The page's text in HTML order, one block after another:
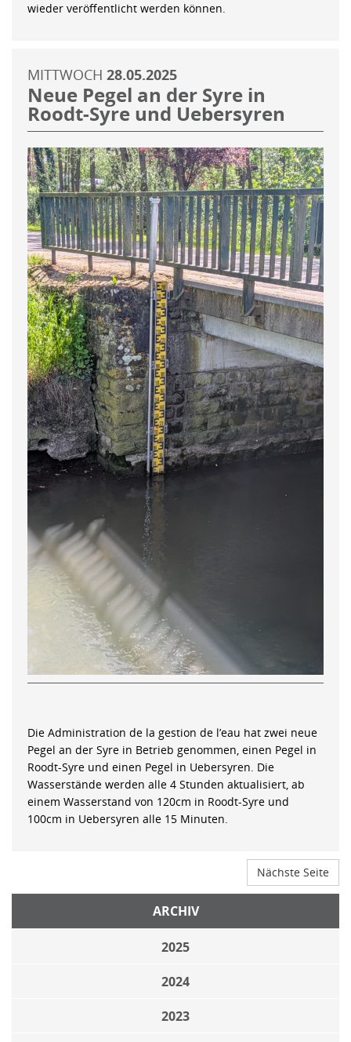
wieder veröffentlicht werden können.
MITTWOCH 28.05.2025
Neue Pegel an der Syre in
Roodt-Syre und Uebersyren
Die Administration de la gestion de l’eau hat zwei neue
Pegel an der Syre in Betrieb genommen, einen Pegel in
Roodt-Syre und einen Pegel in Uebersyren. Die
Wasserstände werden alle 4 Stunden aktualisiert, ab
einem Wasserstand von 120cm in Roodt-Syre und
100cm in Uebersyren alle 15 Minuten.
Nächste Seite
ARCHIV
2025
2024
2023